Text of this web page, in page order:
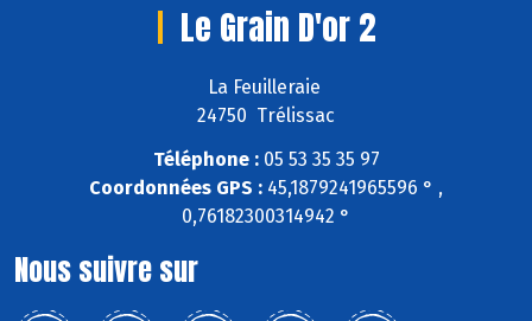
Le Grain D'or 2
La Feuilleraie
24750 Trélissac
Téléphone :05 53 35 35 97
Coordonnées GPS : 45,1879241965596 ° ,
0,76182300314942 °
Nous suivre sur